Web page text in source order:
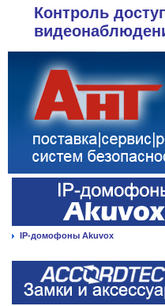
Контроль
IP-домофоны Akuvox